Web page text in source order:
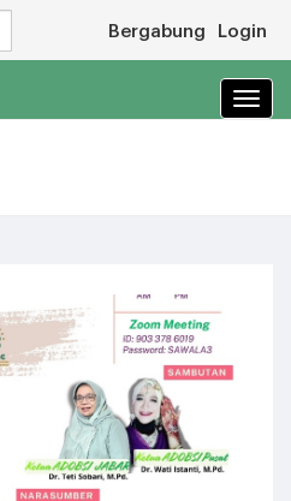
Login
Bergabung